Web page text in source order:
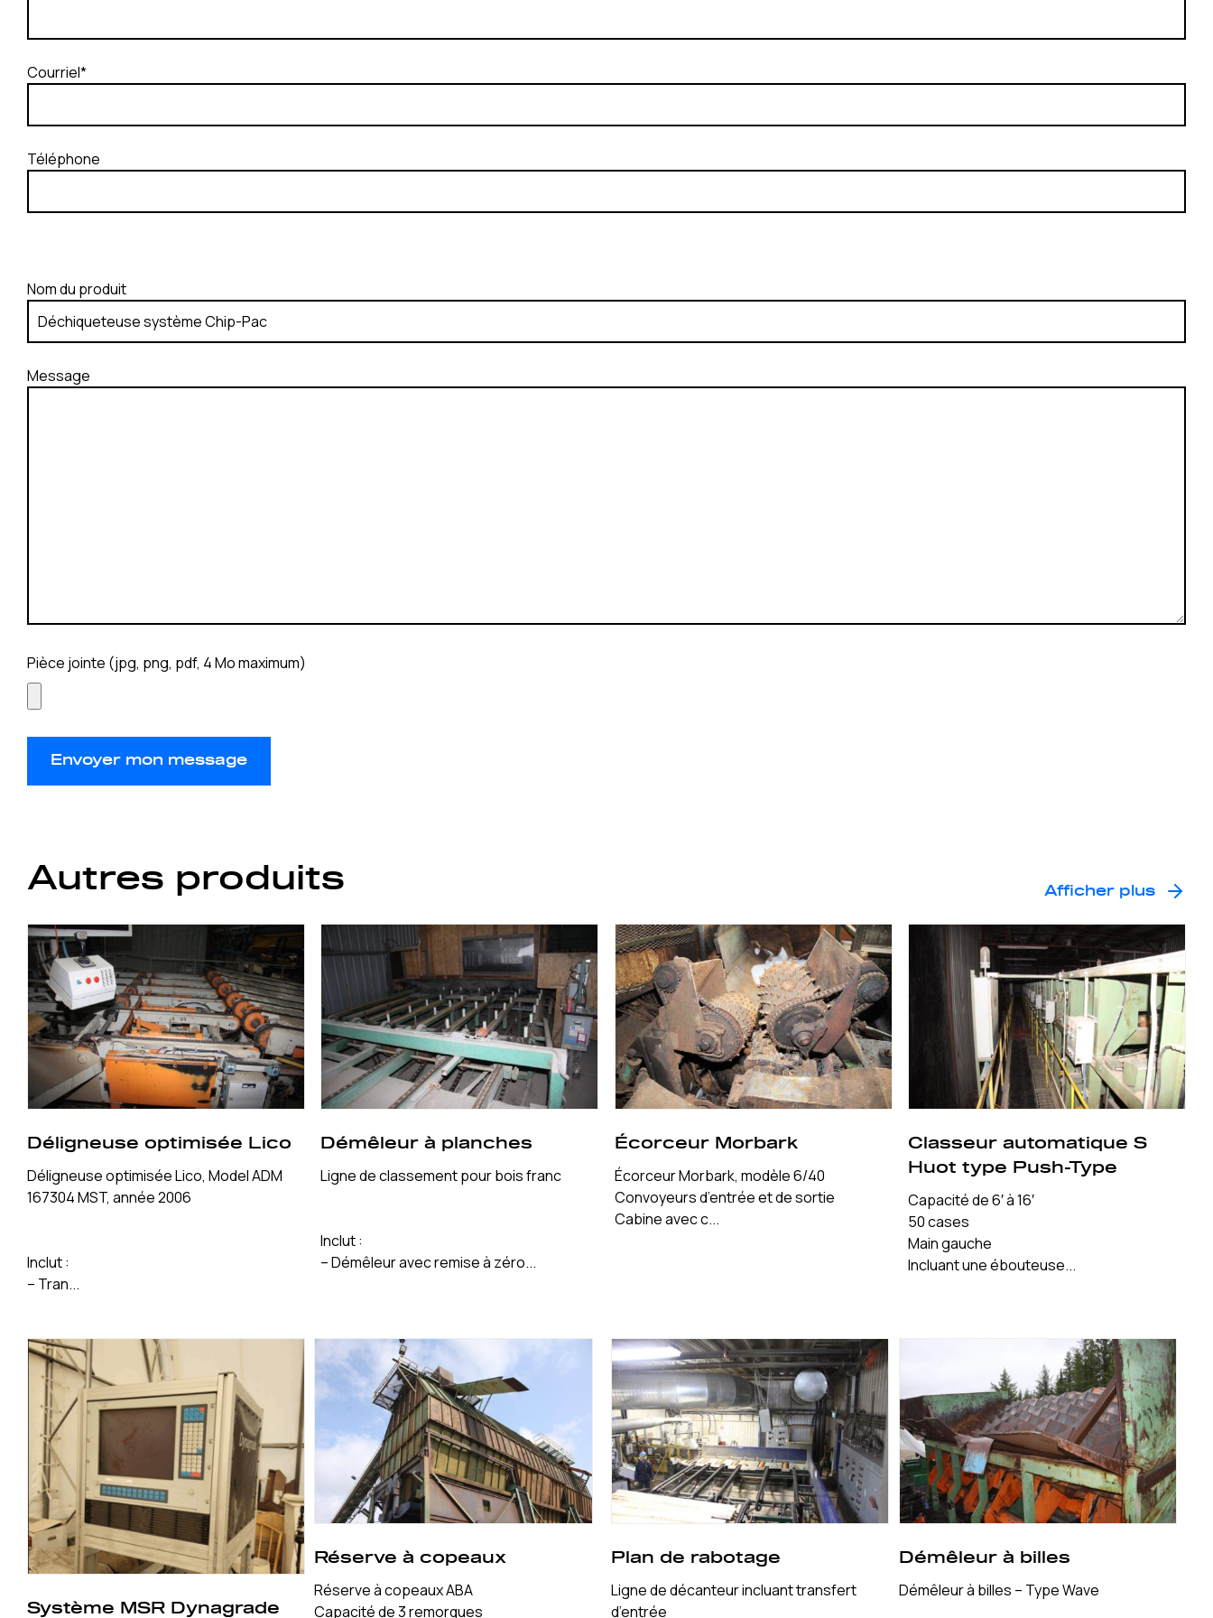
Courriel*
Téléphone
Nom du produit
Message
Pièce jointe (jpg, png, pdf, 4 Mo maximum)
Autres produits Afficher plus
Déligneuse optimisée Lico
Déligneuse optimisée Lico, Model ADM
167304 MST, année 2006
Inclut :
– Tran...
Démêleur à planches
Ligne de classement pour bois franc
Inclut :
– Démêleur avec remise à zéro...
Écorceur Morbark
Écorceur Morbark, modèle 6/40
Convoyeurs d’entrée et de sortie
Cabine avec c...
Classeur automatique S
Huot type Push-Type
Capacité de 6′ à 16′
50 cases
Main gauche
Incluant une ébouteuse...
Système MSR Dynagrade
Réserve à copeaux
Réserve à copeaux ABA
Capacité de 3 remorques
Plan de rabotage
Ligne de décanteur incluant transfert
d’entrée
Démêleur à billes
Démêleur à billes – Type Wave